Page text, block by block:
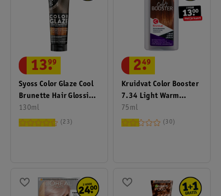
Syoss Color Glaze Cool
Brunette Hair Glossing
Toner
130ml
13.
99
23
Kruidvat Color Booster
7.34 Light Warm
Brown Kleurshampoo
75ml
2.
49
30